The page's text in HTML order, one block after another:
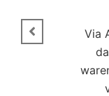
Via